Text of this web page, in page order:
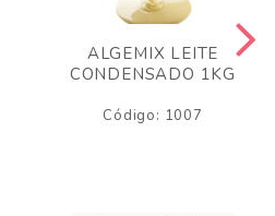
ALGEMIX LEITE
CONDENSADO 1KG
Código: 1007